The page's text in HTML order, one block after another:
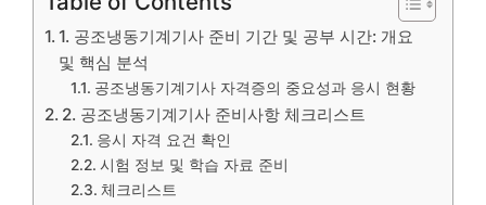
1. 공조냉동기계기사 준비 기간 및 공부 시간: 개요
및 핵심 분석
공조냉동기계기사 자격증의 중요성과 응시 현황
2. 공조냉동기계기사 준비사항 체크리스트
응시 자격 요건 확인
시험 정보 및 학습 자료 준비
체크리스트